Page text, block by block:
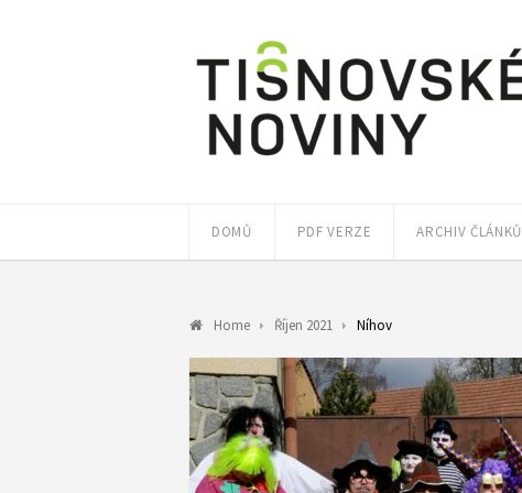
DOMŮ PDF VERZE ARCHIV ČLÁNKŮ
Home Říjen 2021 Níhov